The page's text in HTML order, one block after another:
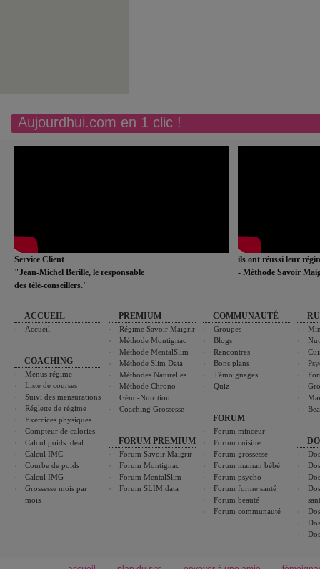
Aujourdhui.com en 1 clic !
Service Client
"Jean-Michel Berille, le responsable
des télé-conseillers."
ils ont réussi leur
- Méthode Savoir
ACCUEIL
Accueil
COACHING
Menus régime
Liste de courses
Suivi des mensurations
Réglette de régime
Exercices physiques
Compteur de calories
Calcul poids idéal
Calcul IMC
Courbe de poids
Calcul IMG
Grossesse mois par
mois
PREMIUM
Régime Savoir Maigrir
Méthode Montignac
Méthode MentalSlim
Méthode Slim Data
Méthodes Naturelles
Méthode Chrono-
Géno-Nutrition
Coaching Grossesse
FORUM PREMIUM
Forum Savoir Maigrir
Forum Montignac
Forum MentalSlim
Forum SLIM data
COMMUNAUTÉ
Groupes
Blogs
Rencontres
Bons plans
Témoignages
Quiz
FORUM
Forum minceur
Forum cuisine
Forum grossesse
Forum maman bébé
Forum psycho
Forum forme santé
Forum beauté
Forum communauté